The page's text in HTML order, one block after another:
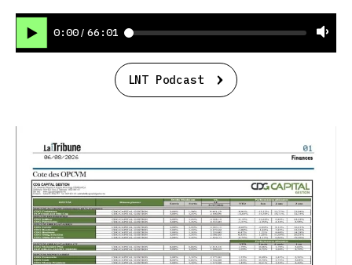
0:00 / 66:01
LNT Podcast